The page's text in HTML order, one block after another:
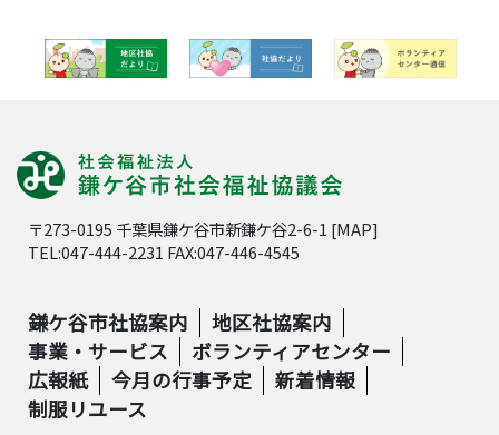
〒273-0195 千葉県鎌ケ谷市新鎌ケ谷2-6-1 [MAP]
TEL:047-444-2231 FAX:047-446-4545
鎌ケ谷市社協案内
地区社協案内
事業・サービス
ボランティアセンター
広報紙
今月の行事予定
新着情報
制服リユース